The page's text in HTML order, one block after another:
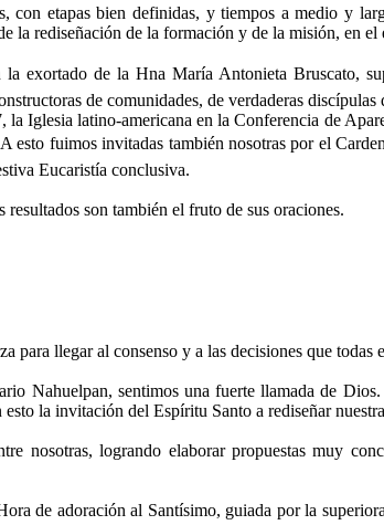
con etapas bien definidas, y tiempos a medio y
la rediseñación de la formación y de la misión, en
exortado de la Hna María Antonieta Bruscato,
de comunidades, de verdaderas
Iglesia latino-americana en la Conferencia de
A esto fuimos invitadas también nosotras por el
Eucaristía conclusiva.
son también el fruto de sus oraciones.
llegar al consenso y a las decisiones que todas
Nahuelpan, sentimos una fuerte llamada de
la invitación del Espíritu Santo a rediseñar
nosotras, logrando elaborar propuestas muy
de adoración al Santísimo, guiada por la